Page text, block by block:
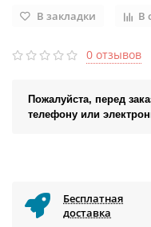
В закладки В
0 отзывов
Пожалуйста, перед
телефону или
Бесплатная
доставка